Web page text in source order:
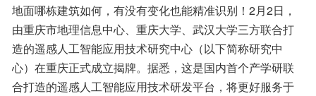
地面哪栋建筑如何，有没有变化也能精准识别！2月2日，
由重庆市地理信息中心、重庆大学、武汉大学三方联合打
造的遥感人工智能应用技术研究中心（以下简称研究中
心）在重庆正式成立揭牌。据悉，这是国内首个产学研联
合打造的遥感人工智能应用技术研发平台，将更好服务于